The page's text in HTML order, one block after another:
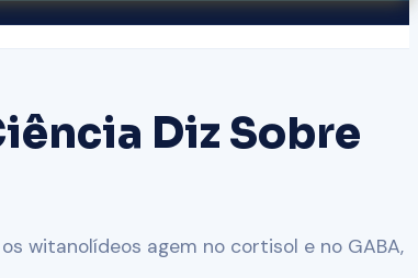
Diz Sobre
witanolídeos agem no cortisol e no GABA,